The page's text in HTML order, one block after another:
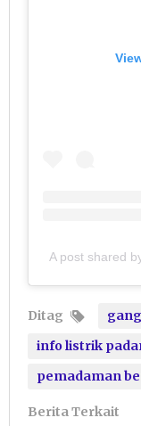
A post shared
Ditag
info listrik
pemadaman
Berita Terkait